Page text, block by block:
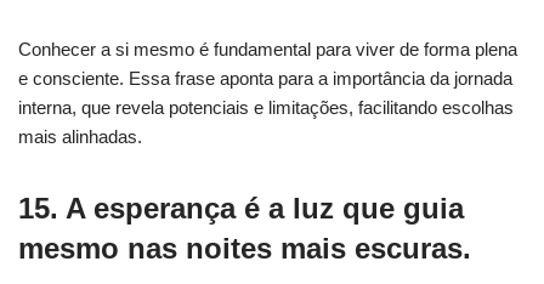
Conhecer a si mesmo é fundamental para viver de forma plena
e consciente. Essa frase aponta para a importância da jornada
interna, que revela potenciais e limitações, facilitando escolhas
mais alinhadas.
15. A esperança é a luz que guia
mesmo nas noites mais escuras.